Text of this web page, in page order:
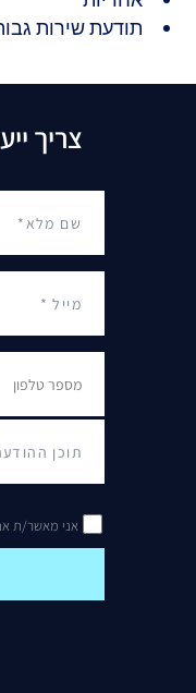
תודעת שירות
צריך
אני מאשר/ת